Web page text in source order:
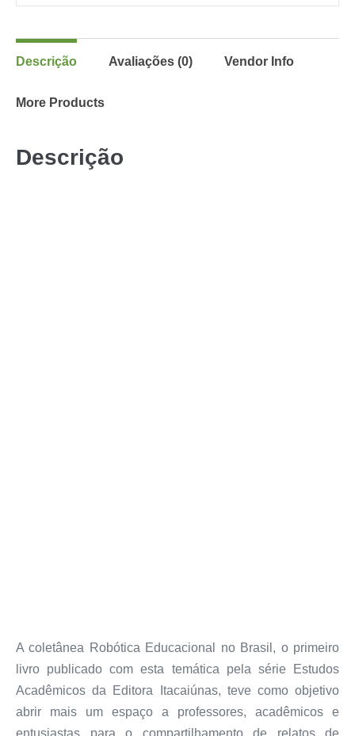
Descrição Avaliações (0) Vendor Info
More Products
Descrição
A coletânea Robótica Educacional no Brasil, o primeiro
livro publicado com esta temática pela série Estudos
Acadêmicos da Editora Itacaiúnas, teve como objetivo
abrir mais um espaço a professores, acadêmicos e